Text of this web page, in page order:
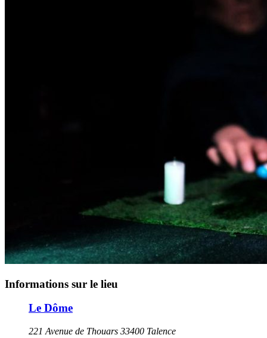
Informations sur le lieu
Le Dôme
221 Avenue de Thouars 33400 Talence